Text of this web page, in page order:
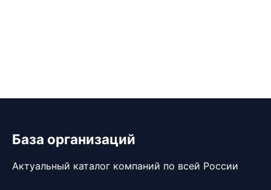
База организаций
Актуальный каталог компаний по всей России